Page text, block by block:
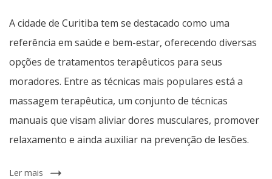
Estar
Físico
Mental
A cidade de Curitiba tem se destacado como uma
referência em saúde e bem-estar, oferecendo diversas
opções de tratamentos terapêuticos para seus
moradores. Entre as técnicas mais populares está a
massagem terapêutica, um conjunto de técnicas
manuais que visam aliviar dores musculares, promover
relaxamento e ainda auxiliar na prevenção de lesões.
Ler mais